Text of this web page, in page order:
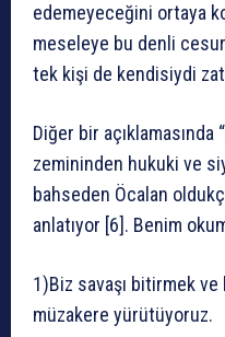
edemeyeceğini ortaya
meseleye bu denli
tek kişi de kendisiydi
Diğer bir
zemininden hukuki ve
bahseden Öcalan
anlatıyor [6]. Benim
1)Biz savaşı bitirmek
müzakere yürütüyoruz.